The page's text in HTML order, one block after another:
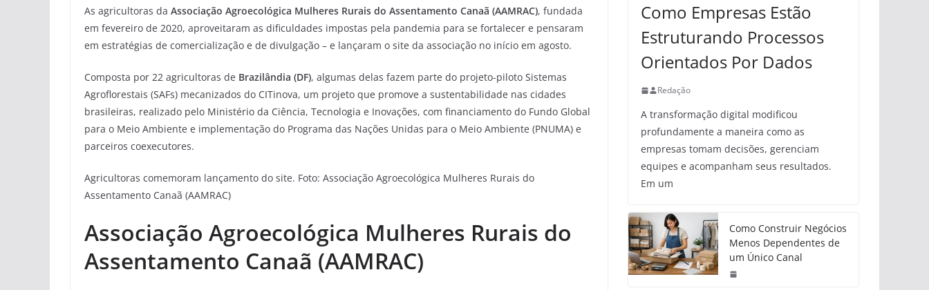
As agricultoras da Associação Agroecológica Mulheres Rurais do Assentamento Canaã (AAMRAC), fundada
em fevereiro de 2020, aproveitaram as dificuldades impostas pela pandemia para se fortalecer e pensaram
em estratégias de comercialização e de divulgação – e lançaram o site da associação no início em agosto.
Composta por 22 agricultoras de Brazilândia (DF), algumas delas fazem parte do projeto-piloto Sistemas
Agroflorestais (SAFs) mecanizados do CITinova, um projeto que promove a sustentabilidade nas cidades
brasileiras, realizado pelo Ministério da Ciência, Tecnologia e Inovações, com financiamento do Fundo Global
para o Meio Ambiente e implementação do Programa das Nações Unidas para o Meio Ambiente (PNUMA) e
parceiros coexecutores.
Agricultoras comemoram lançamento do site. Foto: Associação Agroecológica Mulheres Rurais do
Assentamento Canaã (AAMRAC)
Associação Agroecológica Mulheres Rurais do
Assentamento Canaã (AAMRAC)
Como Empresas Estão
Estruturando Processos
Orientados Por Dados
Redação
A transformação digital modificou
profundamente a maneira como as
empresas tomam decisões, gerenciam
equipes e acompanham seus resultados.
Em um
Como Construir Negócios
Menos Dependentes de
um Único Canal